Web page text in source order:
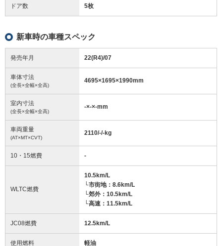
ドア数 5枚
新車時の車種スペック
発売年月 22(R4)/07
車体寸法
(全長×全幅×全高)
4695×1695×1990mm
室内寸法
(全長×全幅×全高)
-×-×-mm
車両重量
(AT×MT×CVT)
2110/-/-kg
10・15燃費 -
WLTC燃費
10.5km/L
└市街地：8.6km/L
└郊外：10.5km/L
└高速：11.5km/L
JC08燃費 12.5km/L
使用燃料 軽油